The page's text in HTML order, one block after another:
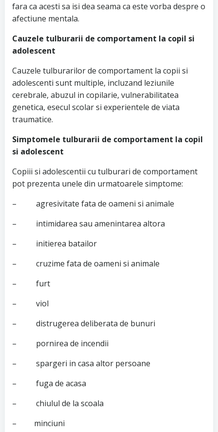
fara ca acesti sa isi dea seama ca este vorba despre o
afectiune mentala.
Cauzele tulburarii de comportament la copil si
adolescent
Cauzele tulburarilor de comportament la copii si
adolescenti sunt multiple, incluzand leziunile
cerebrale, abuzul in copilarie, vulnerabilitatea
genetica, esecul scolar si experientele de viata
traumatice.
Simptomele tulburarii de comportament la copil
si adolescent
Copiii si adolescentii cu tulburari de comportament
pot prezenta unele din urmatoarele simptome:
– agresivitate fata de oameni si animale
– intimidarea sau amenintarea altora
– initierea batailor
– cruzime fata de oameni si animale
– furt
– viol
– distrugerea deliberata de bunuri
– pornirea de incendii
– spargeri in casa altor persoane
– fuga de acasa
– chiulul de la scoala
– minciuni